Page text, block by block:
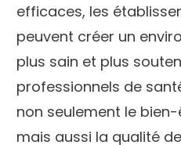
efficaces, les
peuvent créer un
plus sain et plus
professionnels de
non seulement le
mais aussi la qualité